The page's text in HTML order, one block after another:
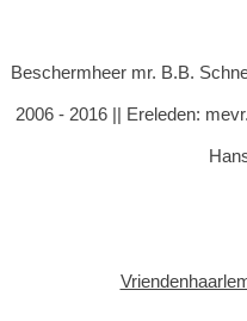
Beschermheer mr. B.B.
2006 - 2016 || Ereleden: